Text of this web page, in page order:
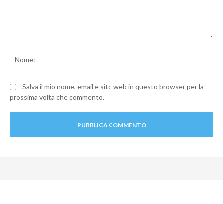
Salva il mio nome, email e sito web in questo browser per la
prossima volta che commento.